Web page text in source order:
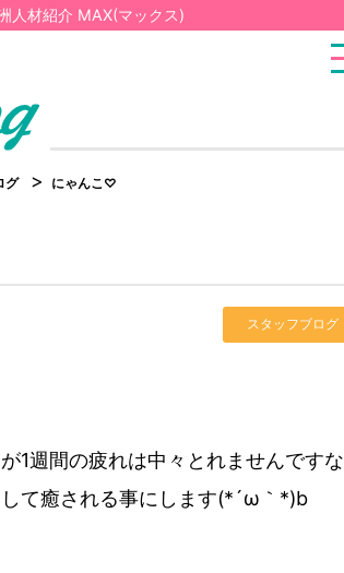
人材紹介 MAX(マックス)
グ にゃんこ♡
スタッフブログ
1週間の疲れは中々とれませんですな
て癒される事にします(*´ω｀*)b